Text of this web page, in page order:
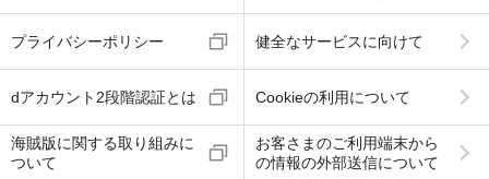
プライバシーポリシー 健全なサービスに向けて
dアカウント2段階認証とは Cookieの利用について
海賊版に関する取り組みに
ついて
お客さまのご利用端末から
の情報の外部送信について